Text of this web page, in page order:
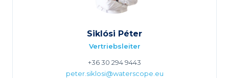
Siklósi Péter
Vertriebsleiter
+36 30 294 9443
peter.siklosi@waterscope.eu